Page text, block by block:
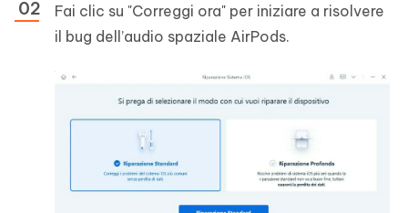
Fai clic su "Correggi ora" per iniziare a risolvere
il bug dell’audio spaziale AirPods.